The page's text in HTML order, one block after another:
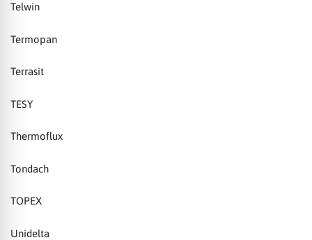
Telwin
Termopan
Terrasit
TESY
Thermoflux
Tondach
TOPEX
Unidelta